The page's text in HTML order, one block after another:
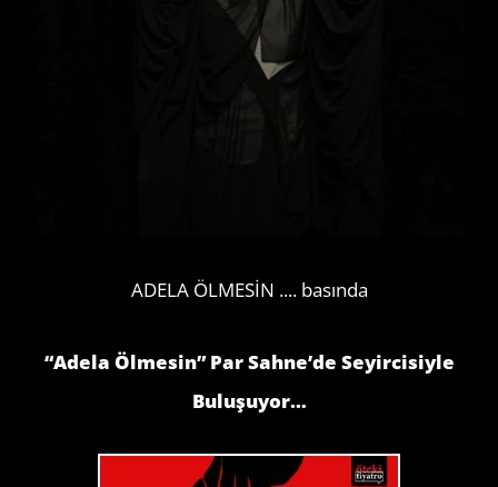
ADELA ÖLMESİN .... basında
“Adela Ölmesin” Par Sahne’de Seyircisiyle
Buluşuyor…